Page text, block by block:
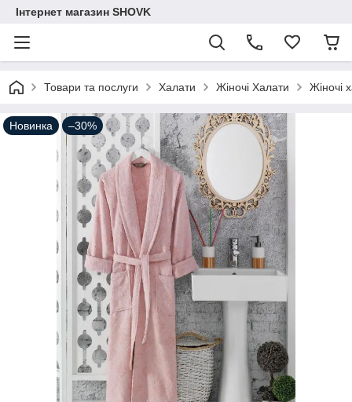
Інтернет магазин SHOVK
Товари та послуги Халати Жіночі Халати Жіночі
Новинка –30%